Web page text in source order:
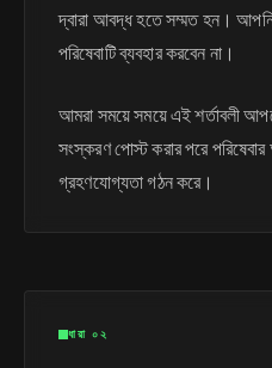
দ্বারা আবদ্ধ হতে সম্মত হন।
পরিষেবাটি ব্যবহার করবেন না।
আমরা সময়ে সময়ে এই শর্তাবলী
সংস্করণ পোস্ট করার পরে পরিষেবার
গ্রহণযোগ্যতা গঠন করে।
ধারা ০২